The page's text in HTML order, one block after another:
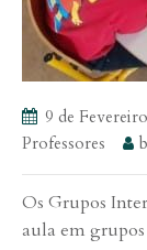
9 de
Professores
Os Grupos
aula em grupos